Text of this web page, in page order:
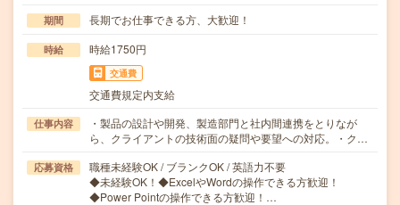
期間 長期でお仕事できる方、大歓迎！
時給 時給1750円
交通費
交通費規定内支給
仕事内容
・製品の設計や開発、製造部門と社内間連携をとりなが
ら、クライアントの技術面の疑問や要望への対応。・ク…
応募資格
職種未経験OK / ブランクOK / 英語力不要
◆未経験OK！◆ExcelやWordの操作できる方歓迎！
◆Power Pointの操作できる方歓迎！…